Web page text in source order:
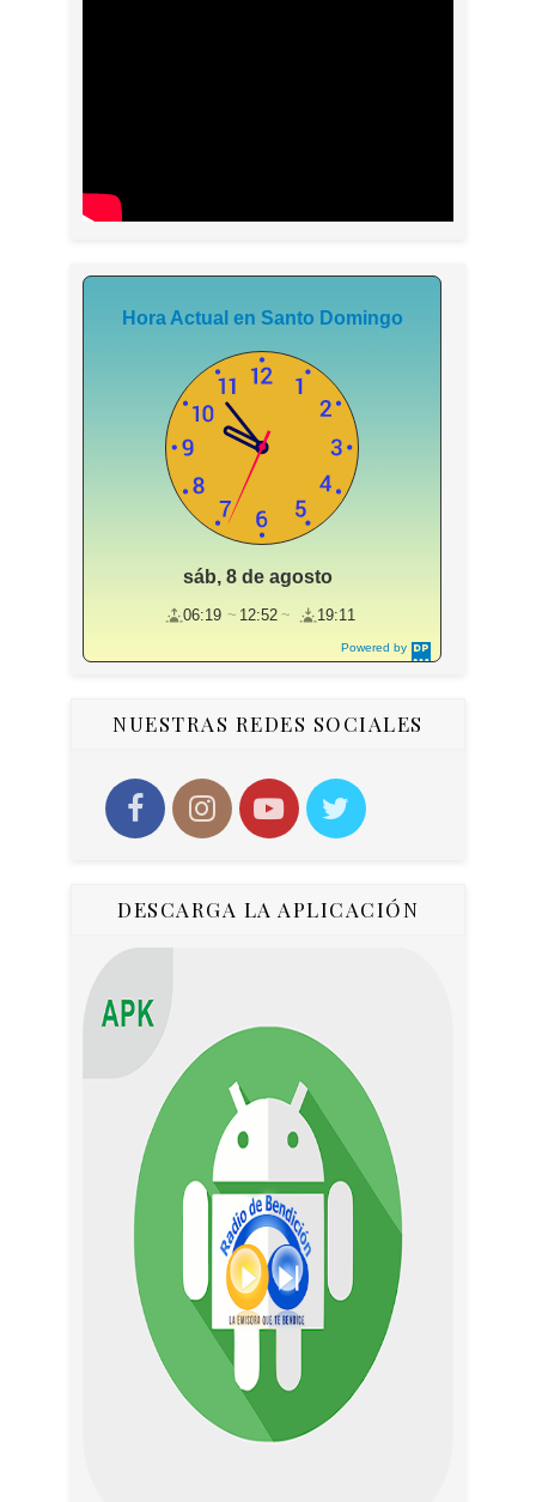
Powered by
DaysPedia.c
Hora Actual en Santo Domingo
sáb, 8 de agosto
06:19 12:52 19:11
NUESTRAS REDES SOCIALES
DESCARGA LA APLICACIÓN